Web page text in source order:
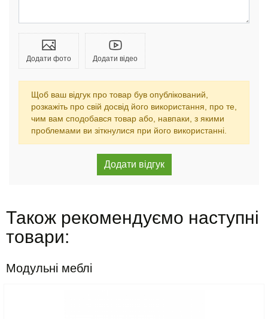
Додати фото Додати відео
Щоб ваш відгук про товар був опублікований,
розкажіть про свій досвід його використання, про те,
чим вам сподобався товар або, навпаки, з якими
проблемами ви зіткнулися при його використанні.
Також рекомендуємо наступні
товари:
Модульні меблі